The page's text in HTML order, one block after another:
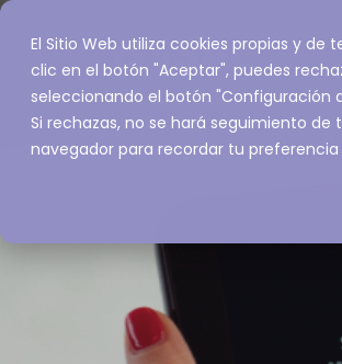
El Sitio Web utiliza cookies propias y
clic en el botón "Aceptar", puedes
seleccionando el botón "Configuración
Si rechazas, no se hará seguimiento
navegador para recordar tu